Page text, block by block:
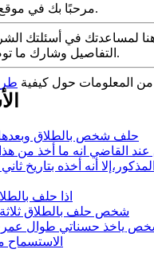
مرحبًا بك في موقع فتوى سؤال وجواب.
هنا لمساعدتك في أسئلتك
التفاصيل وشارك ما توصلت إليه عبر البحث.
من المعلومات حول كيفية
حلف شخص بالطلاق
القاضي انه ما أخذ من
أنه أخذه بتاريخ
اذا حلف
شخص حلف بالطلاق ثلاثة
شخص ياخذ حسناتي طوال عمري
الاستسماح